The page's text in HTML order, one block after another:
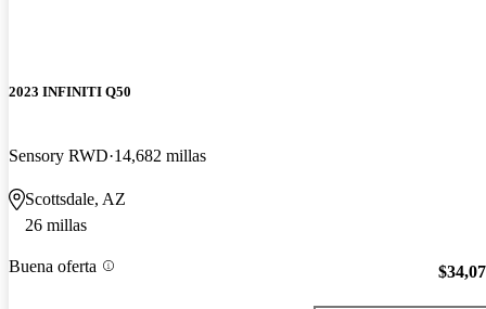
2023 INFINITI Q50
Sensory RWD 14,682 millas
Scottsdale, AZ
26 millas
Buena oferta